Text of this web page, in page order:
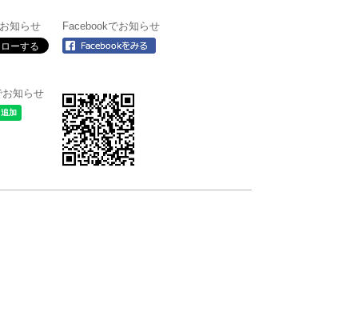
知らせ Facebookでお知らせ
お知らせ